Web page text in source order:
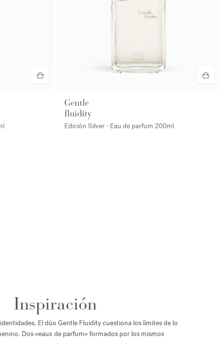
Gentle
fluidity
Edición Silver - Eau de parfum 200ml
Inspiración
El dúo Gentle Fluidity cuestiona los límites de lo
Dos «eaux de parfum» formados por los mismos